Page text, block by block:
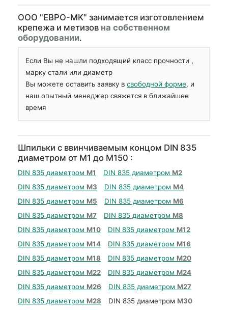
OOO "ЕВРО-МК" занимается изготовлением
крепежа и метизов на собственном
оборудовании.
Если Вы не нашли подходящий класс прочности ,
марку стали или диаметр
Вы можете оставить заявку всвободной форме, и
наш опытный менеджер свяжется в ближайшее
время
Шпильки с ввинчиваемым концом DIN 835
диаметром от М1 до М150 :
DIN 835 диаметром М1 DIN 835 диаметром М2
DIN 835 диаметром М3 DIN 835 диаметром М4
DIN 835 диаметром М5 DIN 835 диаметром М6
DIN 835 диаметром М7 DIN 835 диаметром М8
DIN 835 диаметром М10 DIN 835 диаметром М12
DIN 835 диаметром М14 DIN 835 диаметром М16
DIN 835 диаметром М18 DIN 835 диаметром М20
DIN 835 диаметром М22 DIN 835 диаметром М24
DIN 835 диаметром М26 DIN 835 диаметром М27
DIN 835 диаметром М28 DIN 835 диаметром М30